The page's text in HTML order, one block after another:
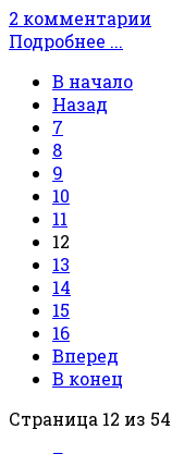
2 комментарии
Подробнее ...
В начало
Назад
7
8
9
10
11
12
13
14
15
16
Вперед
В конец
Страница 12 из 54